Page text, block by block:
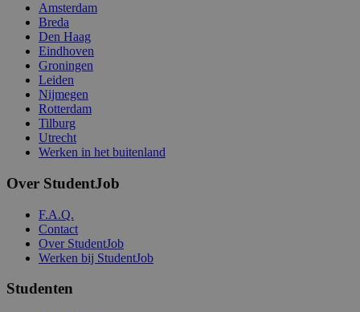
Amsterdam
Breda
Den Haag
Eindhoven
Groningen
Leiden
Nijmegen
Rotterdam
Tilburg
Utrecht
Werken in het buitenland
Over StudentJob
F.A.Q.
Contact
Over StudentJob
Werken bij StudentJob
Studenten